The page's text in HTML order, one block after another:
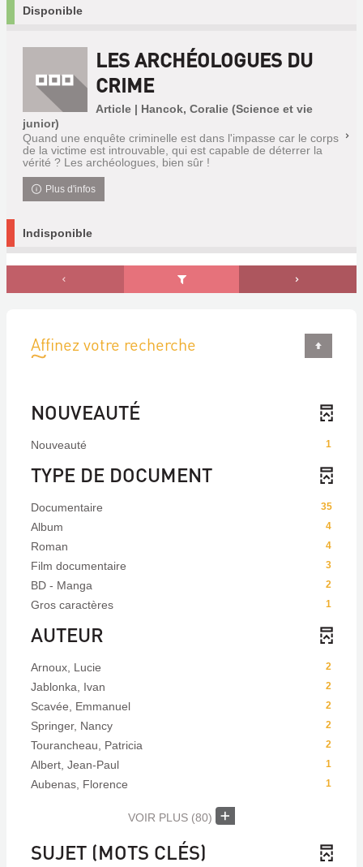
Disponible
LES ARCHÉOLOGUES DU
CRIME
Article | Hancok, Coralie (Science et vie
junior)
Quand une enquête criminelle est dans l'impasse car le corps
de la victime est introuvable, qui est capable de déterrer la
vérité ? Les archéologues, bien sûr !
Plus d'infos
Indisponible
Affinez votre recherche
NOUVEAUTÉ
1
Nouveauté
TYPE DE DOCUMENT
35
Documentaire
4
Album
4
Roman
3
Film documentaire
2
BD - Manga
1
Gros caractères
AUTEUR
2
Arnoux, Lucie
2
Jablonka, Ivan
2
Scavée, Emmanuel
2
Springer, Nancy
2
Tourancheau, Patricia
1
Albert, Jean-Paul
1
Aubenas, Florence
VOIR PLUS (80)
SUJET (MOTS CLÉS)